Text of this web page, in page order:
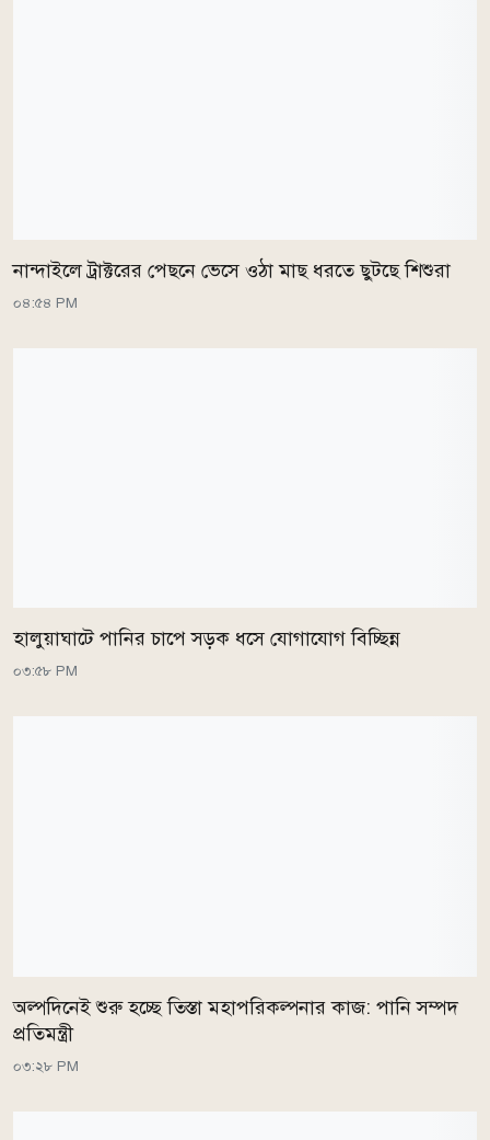
নান্দাইলে ট্রাক্টরের পেছনে ভেসে ওঠা মাছ ধরতে ছুটছে শিশুরা
০৪:৫৪ PM
হালুয়াঘাটে পানির চাপে সড়ক ধসে যোগাযোগ বিচ্ছিন্ন
০৩:৫৮ PM
অল্পদিনেই শুরু হচ্ছে তিস্তা মহাপরিকল্পনার কাজ: পানি সম্পদ
প্রতিমন্ত্রী
০৩:২৮ PM